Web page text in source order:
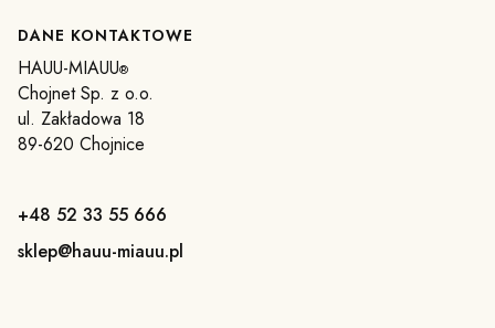
DANE KONTAKTOWE
HAUU-MIAUU®
Chojnet Sp. z o.o.
ul. Zakładowa 18
89-620 Chojnice
+48 52 33 55 666
sklep@hauu-miauu.pl